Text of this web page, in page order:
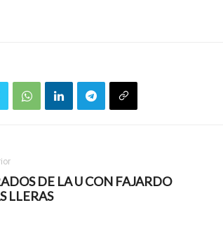
DE LA U CON FAJARDO
LLERAS